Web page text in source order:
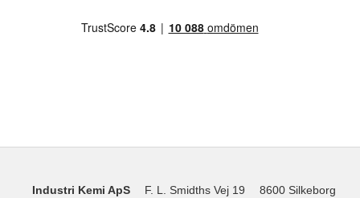
Industri Kemi ApS F. L. Smidths Vej 19
8600 Silkeborg